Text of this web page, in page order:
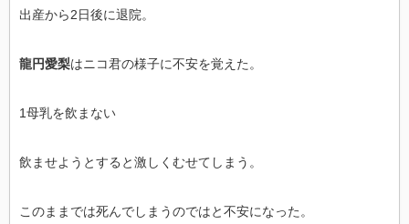
出産から2日後に退院。
龍円愛梨はニコ君の様子に不安を覚えた。
1母乳を飲まない
飲ませようとすると激しくむせてしまう。
このままでは死んでしまうのではと不安になった。